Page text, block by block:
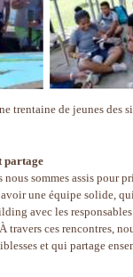
trentaine de jeunes des
partage
sommes assis pour
une équipe solide,
avec les
travers ces rencontres,
et qui partage